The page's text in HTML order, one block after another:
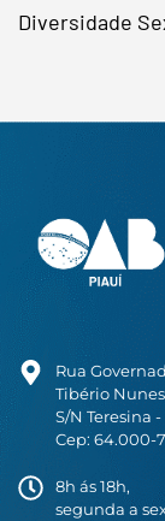
Diversidade
Rua
Tibério
S/N Teresina -
Cep: 64.000-
8h ás 18h,
segunda a